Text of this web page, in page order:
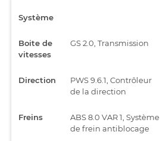
Système
Boite de
vitesses
GS 2.0, Transmission
Direction
PWS 9.6.1, Contrôleur
de la direction
Freins
ABS 8.0 VAR 1, Système
de frein antiblocage